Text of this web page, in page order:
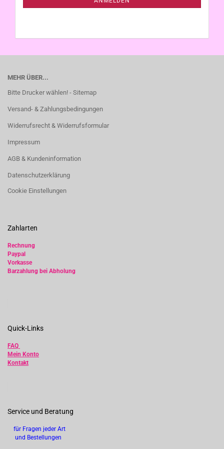
MEHR ÜBER...
Bitte Drucker wählen! - Sitemap
Versand- & Zahlungsbedingungen
Widerrufsrecht & Widerrufsformular
Impressum
AGB & Kundeninformation
Datenschutzerklärung
Cookie Einstellungen
Zahlarten
Rechnung
Paypal
Vorkasse
Barzahlung bei Abholung
Quick-Links
FAQ
Mein Konto
Kontakt
Service und Beratung
für Fragen jeder Art
und Bestellungen